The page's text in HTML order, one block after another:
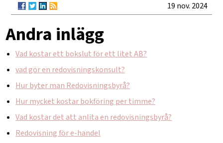
19 nov. 2024
Andra inlägg
Vad kostar ett bokslut för ett litet AB?
vad gör en redovisningskonsult?
Hur byter man Redovisningsbyrå?
Hur mycket kostar bokföring per timme?
Vad kostar det att anlita en redovisningsbyrå?
Redovisning för e-handel